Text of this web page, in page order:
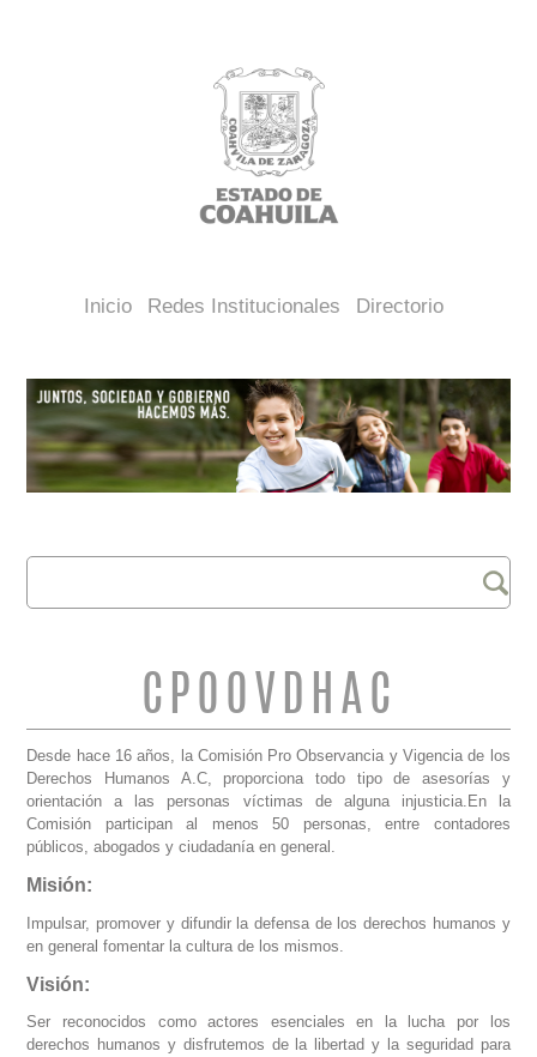
Inicio Redes Institucionales Directorio
FORMULARIO DE
BÚSQUEDA
Buscar
CPOOVDHAC
Desde hace 16 años, la Comisión Pro Observancia y Vigencia de los
Derechos Humanos A.C, proporciona todo tipo de asesorías y
orientación a las personas víctimas de alguna injusticia.En la
Comisión participan al menos 50 personas, entre contadores
públicos, abogados y ciudadanía en general.
Misión:
Impulsar, promover y difundir la defensa de los derechos humanos y
en general fomentar la cultura de los mismos.
Visión:
Ser reconocidos como actores esenciales en la lucha por los
derechos humanos y disfrutemos de la libertad y la seguridad para